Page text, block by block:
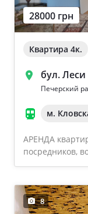
28000 грн
Квартира 4к.
бул.
Печерский
м.
АРЕНДА
посредников,
8